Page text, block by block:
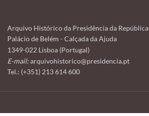
Arquivo Histórico da Presidência da República
Palácio de Belém - Calçada da Ajuda
1349-022 Lisboa (Portugal)
E-mail:arquivohistorico@presidencia.pt
Tel.: (+351) 213 614 600